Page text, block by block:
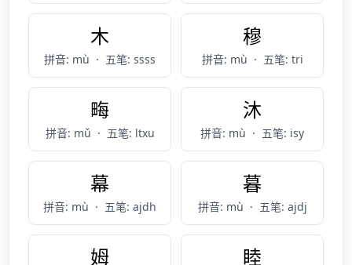
木
拼音: mù · 五笔: ssss
穆
拼音: mù · 五笔: tri
畮
拼音: mǔ · 五笔: ltxu
沐
拼音: mù · 五笔: isy
幕
拼音: mù · 五笔: ajdh
暮
拼音: mù · 五笔: ajdj
姆 睦